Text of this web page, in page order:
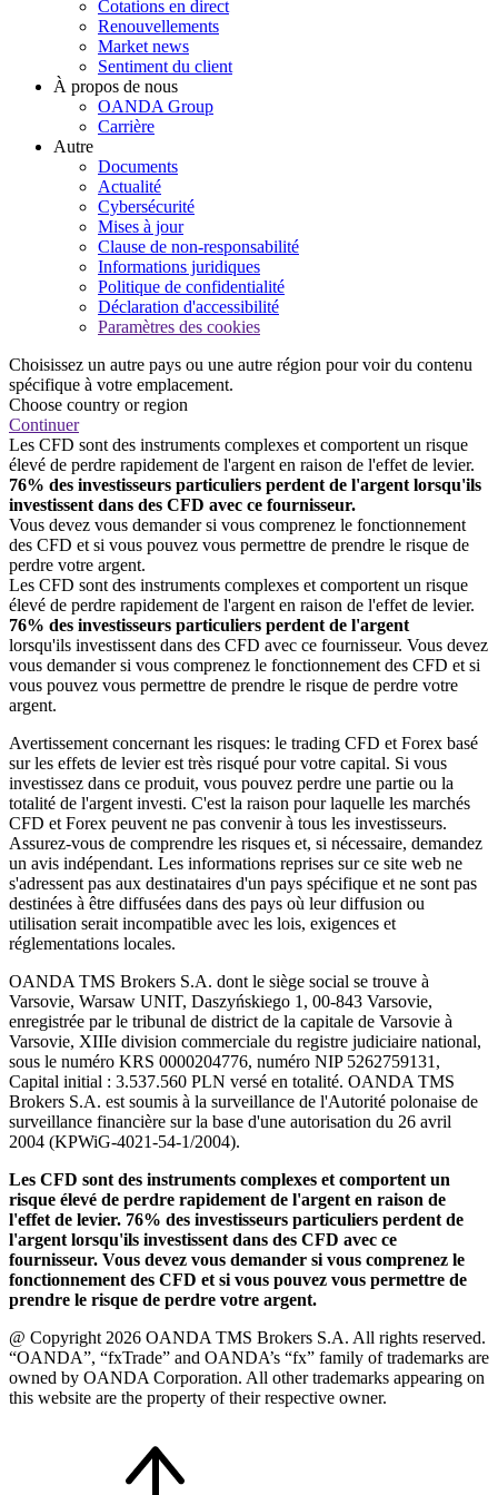
Cotations en direct
Renouvellements
Market news
Sentiment du client
À propos de nous
OANDA Group
Carrière
Autre
Documents
Actualité
Cybersécurité
Mises à jour
Clause de non-responsabilité
Informations juridiques
Politique de confidentialité
Déclaration d'accessibilité
Paramètres des cookies
Choisissez un autre pays ou une autre région pour voir du contenu
spécifique à votre emplacement.
Choose country or region
Continuer
Les CFD sont des instruments complexes et comportent un risque
élevé de perdre rapidement de l'argent en raison de l'effet de levier.
76% des investisseurs particuliers perdent de l'argent lorsqu'ils
investissent dans des CFD avec ce fournisseur.
Vous devez vous demander si vous comprenez le fonctionnement
des CFD et si vous pouvez vous permettre de prendre le risque de
perdre votre argent.
Les CFD sont des instruments complexes et comportent un risque
élevé de perdre rapidement de l'argent en raison de l'effet de levier.
76% des investisseurs particuliers perdent de l'argent
lorsqu'ils investissent dans des CFD avec ce fournisseur. Vous devez
vous demander si vous comprenez le fonctionnement des CFD et si
vous pouvez vous permettre de prendre le risque de perdre votre
argent.
Avertissement concernant les risques: le trading CFD et Forex basé
sur les effets de levier est très risqué pour votre capital. Si vous
investissez dans ce produit, vous pouvez perdre une partie ou la
totalité de l'argent investi. C'est la raison pour laquelle les marchés
CFD et Forex peuvent ne pas convenir à tous les investisseurs.
Assurez-vous de comprendre les risques et, si nécessaire, demandez
un avis indépendant. Les informations reprises sur ce site web ne
s'adressent pas aux destinataires d'un pays spécifique et ne sont pas
destinées à être diffusées dans des pays où leur diffusion ou
utilisation serait incompatible avec les lois, exigences et
réglementations locales.
OANDA TMS Brokers S.A. dont le siège social se trouve à
Varsovie, Warsaw UNIT, Daszyńskiego 1, 00-843 Varsovie,
enregistrée par le tribunal de district de la capitale de Varsovie à
Varsovie, XIIIe division commerciale du registre judiciaire national,
sous le numéro KRS 0000204776, numéro NIP 5262759131,
Capital initial : 3.537.560 PLN versé en totalité. OANDA TMS
Brokers S.A. est soumis à la surveillance de l'Autorité polonaise de
surveillance financière sur la base d'une autorisation du 26 avril
2004 (KPWiG-4021-54-1/2004).
Les CFD sont des instruments complexes et comportent un
risque élevé de perdre rapidement de l'argent en raison de
l'effet de levier. 76% des investisseurs particuliers perdent de
l'argent lorsqu'ils investissent dans des CFD avec ce
fournisseur. Vous devez vous demander si vous comprenez le
fonctionnement des CFD et si vous pouvez vous permettre de
prendre le risque de perdre votre argent.
@ Copyright 2026 OANDA TMS Brokers S.A. All rights reserved.
“OANDA”, “fxTrade” and OANDA’s “fx” family of trademarks are
owned by OANDA Corporation. All other trademarks appearing on
this website are the property of their respective owner.